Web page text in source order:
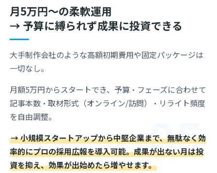
05
月5万円〜の柔軟運用
→ 予算に縛られず成果に投資できる
大手制作会社のような高額初期費用や固定パッケージは
一切なし。
月額5万円からスタートでき、予算・フェーズに合わせて
記事本数・取材形式（オンライン/訪問）・リライト頻度
を自由調整。
→ 小規模スタートアップから中堅企業まで、無駄なく効
率的にプロの採用広報を導入可能。成果が出ない月は投
資を抑え、効果が出始めたら増やせます。